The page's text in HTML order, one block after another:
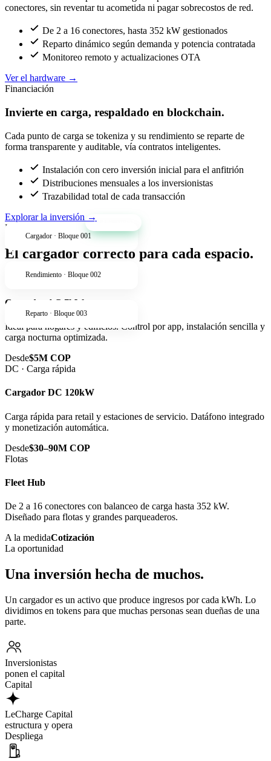
conectores, sin reventar tu acometida ni pagar sobrecostos de red.
De 2 a 16 conectores, hasta 352 kW gestionados
Reparto dinámico según demanda y potencia contratada
Monitoreo remoto y actualizaciones OTA
Ver el hardware →
Financiación
Invierte en carga, respaldado en blockchain.
Cada punto de carga se tokeniza y su rendimiento se reparte de
forma transparente y auditable, vía contratos inteligentes.
Instalación con cero inversión inicial para el anfitrión
Distribuciones mensuales a los inversionistas
Trazabilidad total de cada transacción
Explorar la inversión →
+34% anual
Cargador · Bloque 001
Rendimiento · Bloque 002
Reparto · Bloque 003
Productos
El cargador correcto para cada espacio.
AC · Residencial
Cargador AC 7kW
Ideal para hogares y edificios. Control por app, instalación sencilla y
carga nocturna optimizada.
Desde$5M COP
DC · Carga rápida
Cargador DC 120kW
Carga rápida para retail y estaciones de servicio. Datáfono integrado
y monetización automática.
Desde$30–90M COP
Flotas
Fleet Hub
De 2 a 16 conectores con balanceo de carga hasta 352 kW.
Diseñado para flotas y grandes parqueaderos.
A la medidaCotización
La oportunidad
Una inversión hecha de muchos.
Un cargador es un activo que produce ingresos por cada kWh. Lo
dividimos en tokens para que muchas personas sean dueñas de una
parte.
Inversionistas
ponen el capital
Capital
LeCharge Capital
estructura y opera
Despliega